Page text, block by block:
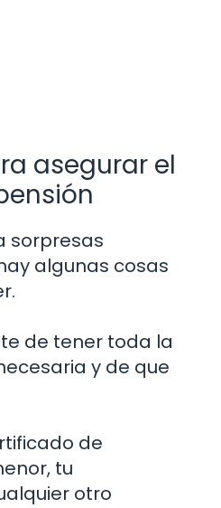
asegurar el
sorpresas
algunas cosas
de tener toda la
y de que
de
tu
otro